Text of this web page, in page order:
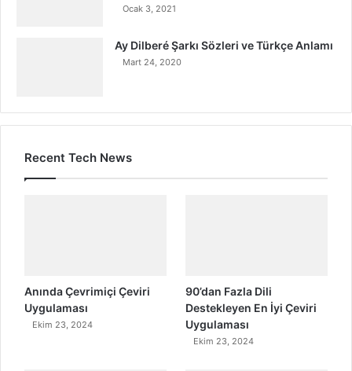
Ocak 3, 2021
Ay Dilberé Şarkı Sözleri ve Türkçe Anlamı
Mart 24, 2020
Recent Tech News
Anında Çevrimiçi Çeviri
Uygulaması
Ekim 23, 2024
90’dan Fazla Dili
Destekleyen En İyi Çeviri
Uygulaması
Ekim 23, 2024